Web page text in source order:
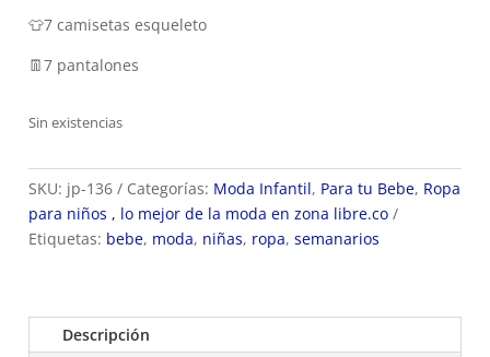
👕7 camisetas esqueleto
👖7 pantalones
Sin existencias
SKU: jp-136 Categorías: Moda Infantil, Para tu Bebe, Ropa
para niños , lo mejor de la moda en zona libre.co
Etiquetas: bebe, moda, niñas, ropa, semanarios
Descripción